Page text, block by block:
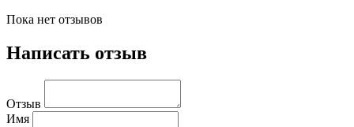
Пока нет отзывов
Написать отзыв
Отзыв
Имя